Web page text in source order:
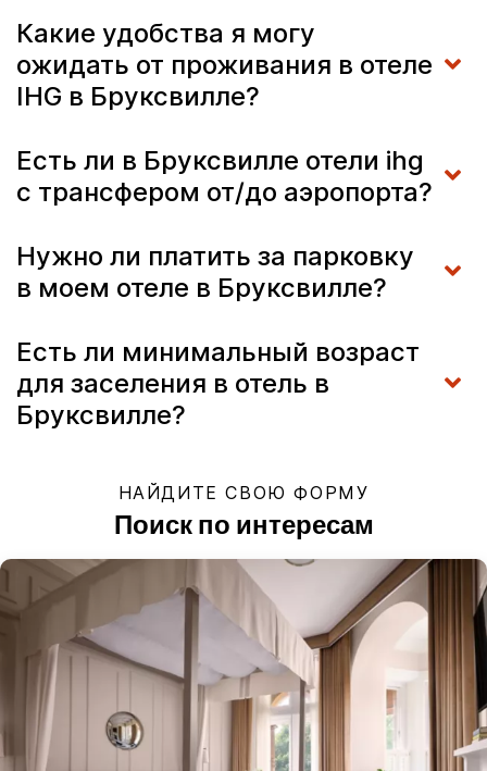
Какие удобства я могу
ожидать от проживания в отеле
IHG в Бруксвилле?
Есть ли в Бруксвилле отели ihg
с трансфером от/до аэропорта?
Нужно ли платить за парковку
в моем отеле в Бруксвилле?
Есть ли минимальный возраст
для заселения в отель в
Бруксвилле?
НАЙДИТЕ СВОЮ ФОРМУ
Поиск по интересам